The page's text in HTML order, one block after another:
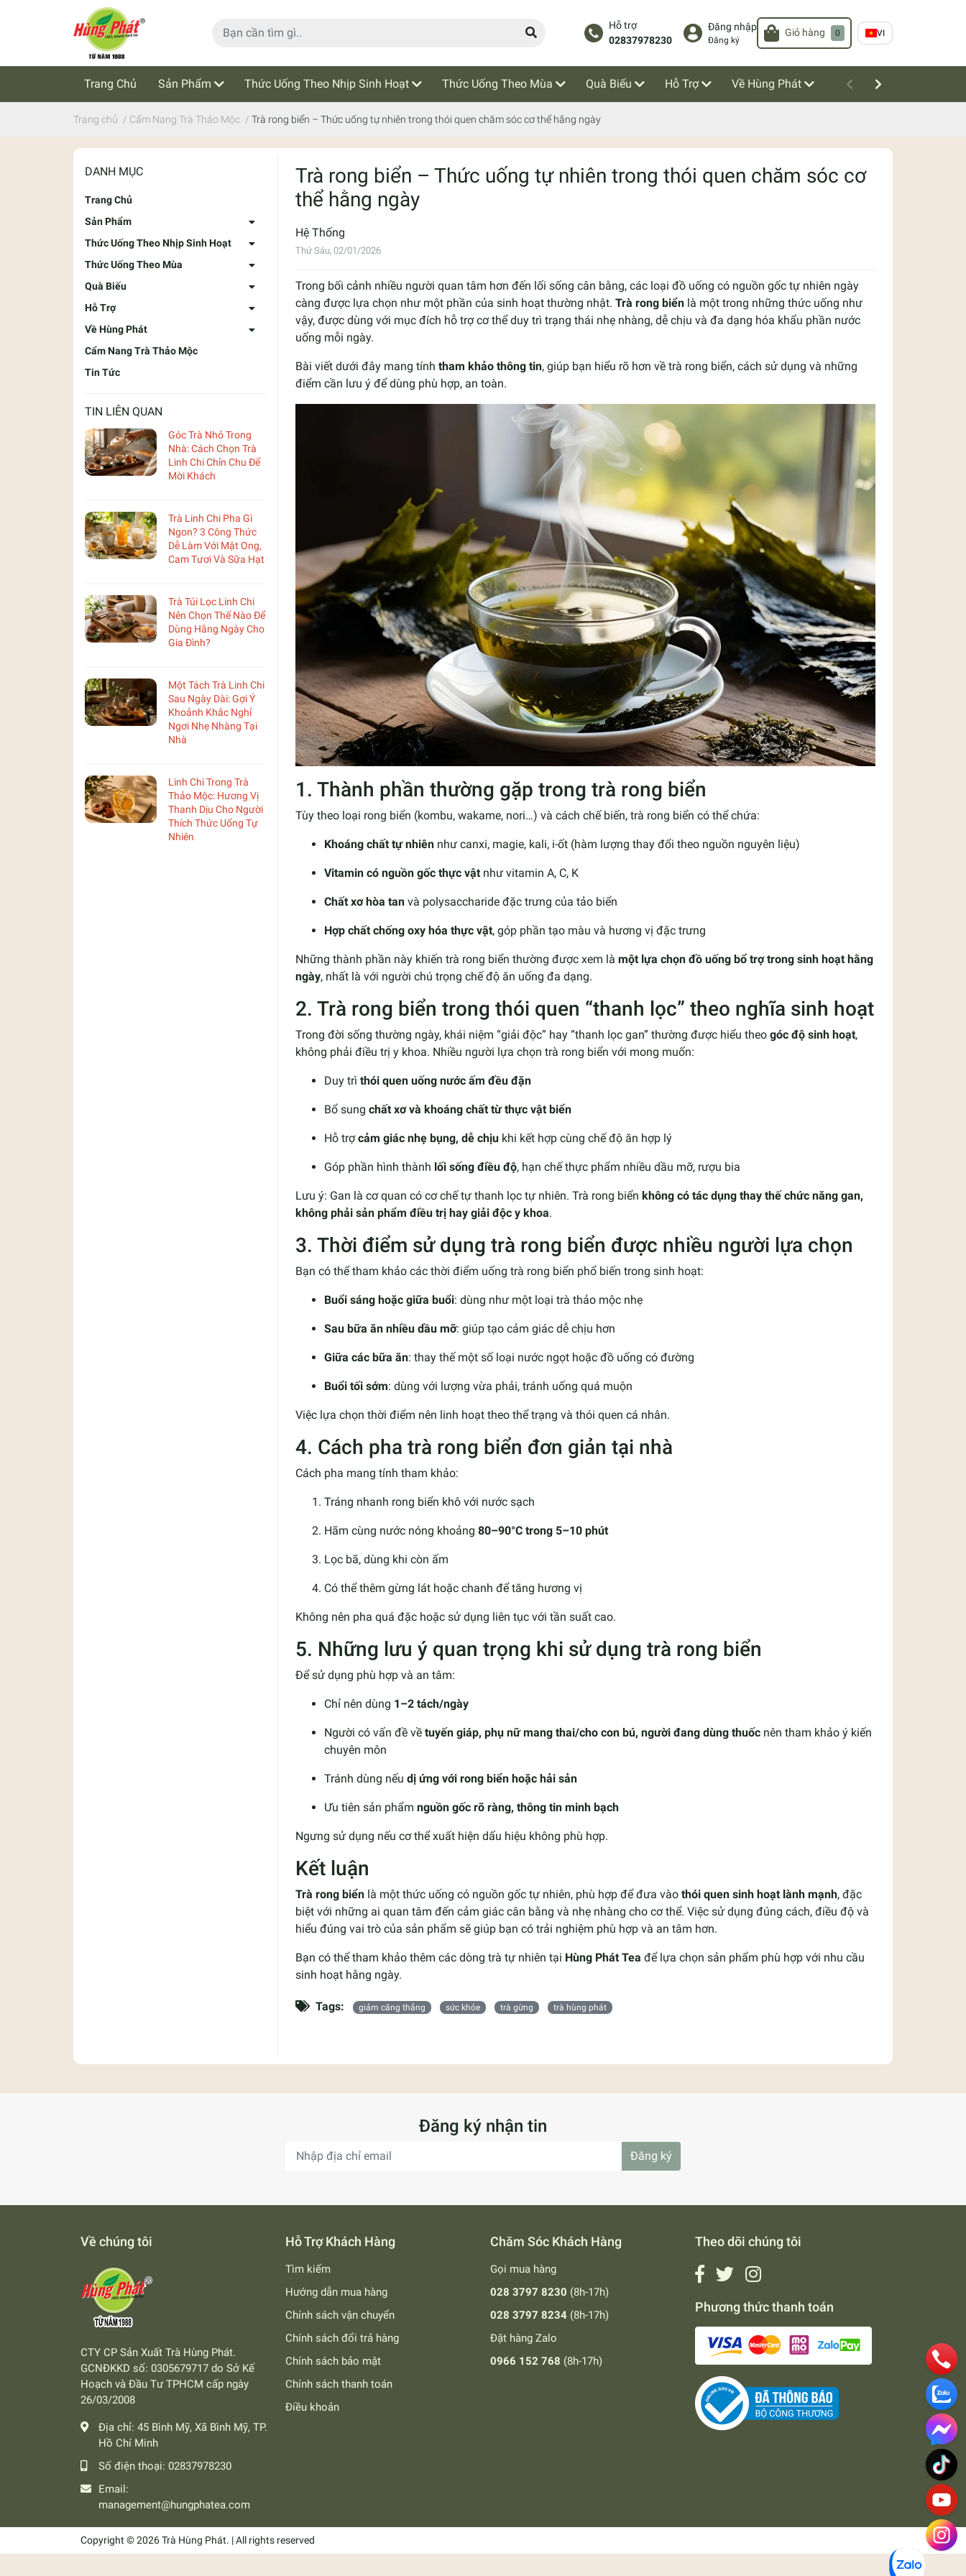
Hỗ trợ
02837978230
Đăng nhập
Đăng ký
Giỏ hàng 0 VI
Trang Chủ Sản Phẩm Thức Uống Theo Nhịp Sinh Hoạt Thức Uống Theo Mùa Quà Biếu Hỗ Trợ Về Hùng Phát
Cẩm Nang Trà Thảo Mộc Tin Tức
Trang chủ / Cẩm Nang Trà Thảo Mộc / Trà rong biển – Thức uống tự nhiên trong thói quen chăm sóc cơ thể hằng ngày
DANH MỤC
Trang Chủ
Sản Phẩm
Thức Uống Theo Nhịp Sinh Hoạt
Thức Uống Theo Mùa
Quà Biếu
Hỗ Trợ
Về Hùng Phát
Cẩm Nang Trà Thảo Mộc
Tin Tức
TIN LIÊN QUAN
Góc Trà Nhỏ Trong
Nhà: Cách Chọn Trà
Linh Chi Chỉn Chu Để
Mời Khách
Trà Linh Chi Pha Gì
Ngon? 3 Công Thức
Dễ Làm Với Mật Ong,
Cam Tươi Và Sữa Hạt
Trà Túi Lọc Linh Chi
Nên Chọn Thế Nào Để
Dùng Hằng Ngày Cho
Gia Đình?
Một Tách Trà Linh Chi
Sau Ngày Dài: Gợi Ý
Khoảnh Khắc Nghỉ
Ngơi Nhẹ Nhàng Tại
Nhà
Linh Chi Trong Trà
Thảo Mộc: Hương Vị
Thanh Dịu Cho Người
Thích Thức Uống Tự
Nhiên
Trà rong biển – Thức uống tự nhiên trong thói quen chăm sóc cơ
thể hằng ngày
Hệ Thống
Thứ Sáu, 02/01/2026
Trong bối cảnh nhiều người quan tâm hơn đến lối sống cân bằng, các loại đồ uống có nguồn gốc tự nhiên ngày
càng được lựa chọn như một phần của sinh hoạt thường nhật. Trà rong biển là một trong những thức uống như
vậy, được dùng với mục đích hỗ trợ cơ thể duy trì trạng thái nhẹ nhàng, dễ chịu và đa dạng hóa khẩu phần nước
uống mỗi ngày.
Bài viết dưới đây mang tính tham khảo thông tin, giúp bạn hiểu rõ hơn về trà rong biển, cách sử dụng và những
điểm cần lưu ý để dùng phù hợp, an toàn.
1. Thành phần thường gặp trong trà rong biển
Tùy theo loại rong biển (kombu, wakame, nori…) và cách chế biến, trà rong biển có thể chứa:
Khoáng chất tự nhiên như canxi, magie, kali, i-ốt (hàm lượng thay đổi theo nguồn nguyên liệu)
Vitamin có nguồn gốc thực vậtnhư vitamin A, C, K
Chất xơ hòa tan và polysaccharide đặc trưng của tảo biển
Hợp chất chống oxy hóa thực vật, góp phần tạo màu và hương vị đặc trưng
Những thành phần này khiến trà rong biển thường được xem là một lựa chọn đồ uống bổ trợ trong sinh hoạt hằng
ngày, nhất là với người chú trọng chế độ ăn uống đa dạng.
2. Trà rong biển trong thói quen “thanh lọc” theo nghĩa sinh hoạt
Trong đời sống thường ngày, khái niệm “giải độc” hay “thanh lọc gan” thường được hiểu theo góc độ sinh hoạt,
không phải điều trị y khoa. Nhiều người lựa chọn trà rong biển với mong muốn:
Duy trì thói quen uống nước ấm đều đặn
Bổ sung chất xơ và khoáng chất từ thực vật biển
Hỗ trợcảm giác nhẹ bụng, dễ chịu khi kết hợp cùng chế độ ăn hợp lý
Góp phần hình thành lối sống điều độ, hạn chế thực phẩm nhiều dầu mỡ, rượu bia
Lưu ý: Gan là cơ quan có cơ chế tự thanh lọc tự nhiên. Trà rong biển không có tác dụng thay thế chức năng gan,
không phải sản phẩm điều trị hay giải độc y khoa.
3. Thời điểm sử dụng trà rong biển được nhiều người lựa chọn
Bạn có thể tham khảo các thời điểm uống trà rong biển phổ biến trong sinh hoạt:
Buổi sáng hoặc giữa buổi: dùng như một loại trà thảo mộc nhẹ
Sau bữa ăn nhiều dầu mỡ: giúp tạo cảm giác dễ chịu hơn
Giữa các bữa ăn: thay thế một số loại nước ngọt hoặc đồ uống có đường
Buổi tối sớm: dùng với lượng vừa phải, tránh uống quá muộn
Việc lựa chọn thời điểm nên linh hoạt theo thể trạng và thói quen cá nhân.
4. Cách pha trà rong biển đơn giản tại nhà
Cách pha mang tính tham khảo:
Tráng nhanh rong biển khô với nước sạch
Hãm cùng nước nóng khoảng 80–90°C trong 5–10 phút
Lọc bã, dùng khi còn ấm
Có thể thêm gừng lát hoặc chanh để tăng hương vị
Không nên pha quá đặc hoặc sử dụng liên tục với tần suất cao.
5. Những lưu ý quan trọng khi sử dụng trà rong biển
Để sử dụng phù hợp và an tâm:
Chỉ nên dùng 1–2 tách/ngày
Người có vấn đề về tuyến giáp, phụ nữ mang thai/cho con bú, người đang dùng thuốc nên tham khảo ý kiến
chuyên môn
Tránh dùng nếu dị ứng với rong biển hoặc hải sản
Ưu tiên sản phẩm nguồn gốc rõ ràng, thông tin minh bạch
Ngưng sử dụng nếu cơ thể xuất hiện dấu hiệu không phù hợp.
Kết luận
Trà rong biển là một thức uống có nguồn gốc tự nhiên, phù hợp để đưa vào thói quen sinh hoạt lành mạnh, đặc
biệt với những ai quan tâm đến cảm giác cân bằng và nhẹ nhàng cho cơ thể. Việc sử dụng đúng cách, điều độ và
hiểu đúng vai trò của sản phẩm sẽ giúp bạn có trải nghiệm phù hợp và an tâm hơn.
Bạn có thể tham khảo thêm các dòng trà tự nhiên tại Hùng Phát Tea để lựa chọn sản phẩm phù hợp với nhu cầu
sinh hoạt hằng ngày.
Tags: giảm căng thẳng sức khỏe trà gừng trà hùng phát
Đăng ký nhận tin
Đăng ký
Về chúng tôi
CTY CP Sản Xuất Trà Hùng Phát.
GCNĐKKD số: 0305679717 do Sở Kế
Hoạch và Đầu Tư TPHCM cấp ngày
26/03/2008
Địa chỉ: 45 Bình Mỹ, Xã Bình Mỹ, TP.
Hồ Chí Minh
Số điện thoại: 02837978230
Email:
management@hungphatea.com
Hỗ Trợ Khách Hàng
Tìm kiếm
Hướng dẫn mua hàng
Chính sách vận chuyển
Chính sách đổi trả hàng
Chính sách bảo mật
Chính sách thanh toán
Điều khoản
Chăm Sóc Khách Hàng
Gọi mua hàng
028 3797 8230 (8h-17h)
028 3797 8234 (8h-17h)
Đặt hàng Zalo
0966 152 768 (8h-17h)
Theo dõi chúng tôi
Phương thức thanh toán
Copyright © 2026 Trà Hùng Phát. | All rights reserved